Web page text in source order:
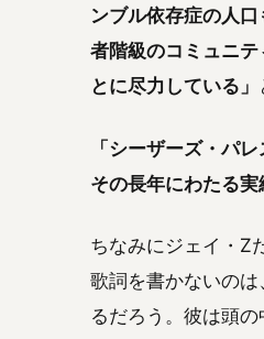
ンブル依存症の人口
者階級のコミュニ
とに尽力している」
「シーザーズ・パ
その長年にわたる
ちなみにジェイ・Z
歌詞を書かないの
るだろう。彼は頭